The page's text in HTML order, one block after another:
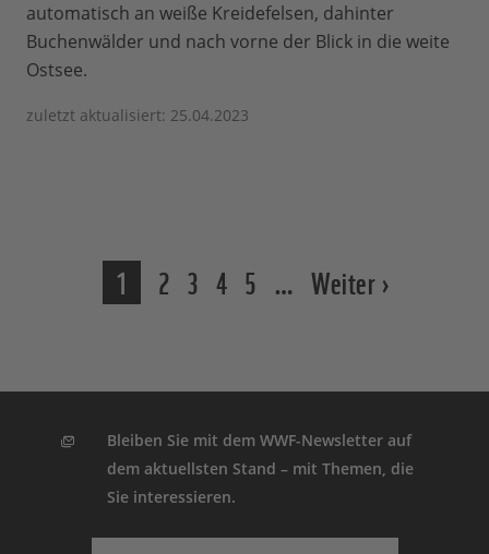
automatisch an weiße Kreidefelsen, dahinter
Buchenwälder und nach vorne der Blick in die weite
Ostsee.
zuletzt aktualisiert: 25.04.2023
1 2 3 4 5 … Weiter ›
Bleiben Sie mit dem WWF-Newsletter auf
dem aktuellsten Stand – mit Themen, die
Sie interessieren.